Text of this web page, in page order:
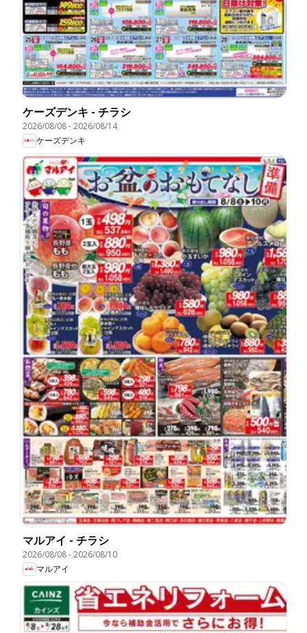
ケーズデンキ - チラシ
2026/08/08-2026/08/14
ケーズデンキ
マルアイ - チラシ
2026/08/08-2026/08/10
マルアイ